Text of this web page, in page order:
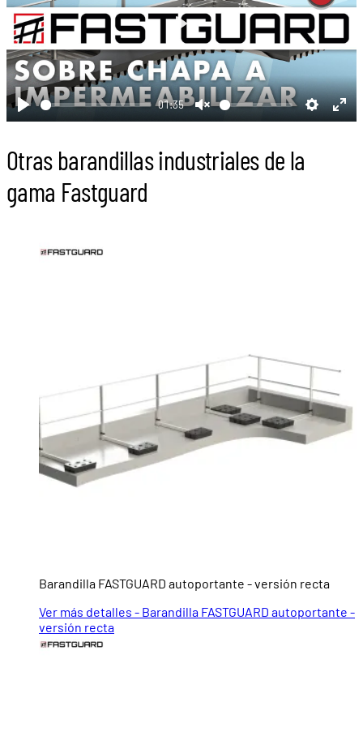
Play
01:35
Unmute Settings
Play
Otras barandillas industriales de la
gama Fastguard
Barandilla FASTGUARD autoportante - versión recta
Ver más detalles - Barandilla FASTGUARD autoportante -
versión recta